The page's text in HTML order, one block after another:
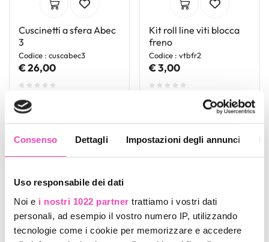
Consenso Dettagli Impostazioni degli annunci
Uso responsabile dei dati
Noi e i nostri 1022 partner trattiamo i vostri dati
personali, ad esempio il vostro numero IP, utilizzando
tecnologie come i cookie per memorizzare e accedere
Cuscinetti a sfera Abec
3
Codice : cuscabec3
€ 26,00
Kit roll line viti blocca
freno
Codice : vtbfr2
€ 3,00